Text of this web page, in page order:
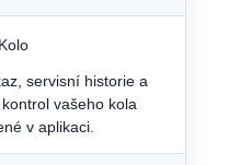
servisní historie a
vašeho kola
v aplikaci.